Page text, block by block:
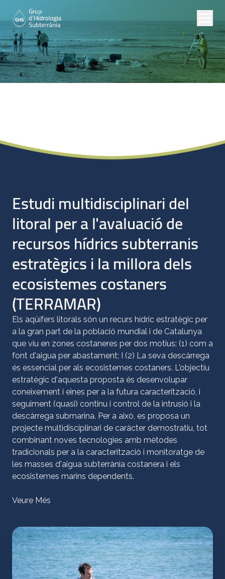
Estudi multidisciplinari del
litoral per a l'avaluació de
recursos hídrics subterranis
estratègics i la millora dels
ecosistemes costaners
(TERRAMAR)
Els aqüífers litorals són un recurs hídric estratègic per
a la gran part de la població mundial i de Catalunya
que viu en zones costaneres per dos motius: (1) com a
font d'aigua per abastament; I (2) La seva descàrrega
és essencial per als ecosistemes costaners. L'objectiu
estratègic d'aquesta proposta és desenvolupar
coneixement i eines per a la futura caracterització, i
seguiment (quasi) continu i control de la intrusió i la
descàrrega submarina. Per a això, es proposa un
projecte multidisciplinari de caràcter demostratiu, tot
combinant noves tecnologies amb mètodes
tradicionals per a la caracterització i monitoratge de
les masses d'aigua subterrània costanera i els
ecosistemes marins dependents.
Veure Més